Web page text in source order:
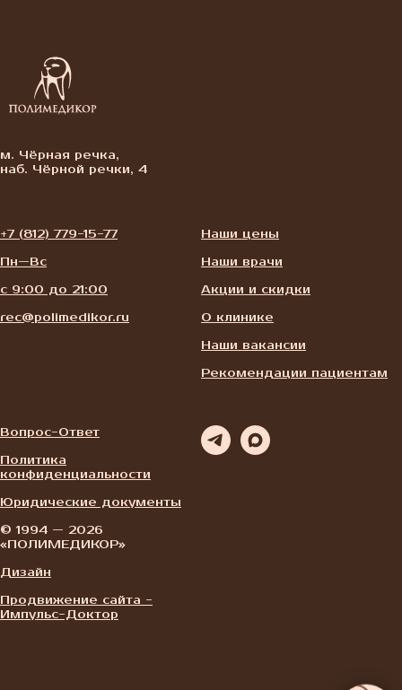
м. Чёрная речка,
наб. Чёрной речки, 4
+7 (812) 779-15-77
Пн—Вс
с 9:00 до 21:00
rec@polimedikor.ru
Наши цены
Наши врачи
Акции и скидки
О клинике
Наши вакансии
Рекомендации пациентам
Вопрос-Ответ
Политика
конфиденциальности
Юридические документы
© 1994 — 2026
«ПОЛИМЕДИКОР»
Дизайн
Продвижение сайта -
Импульс-Доктор